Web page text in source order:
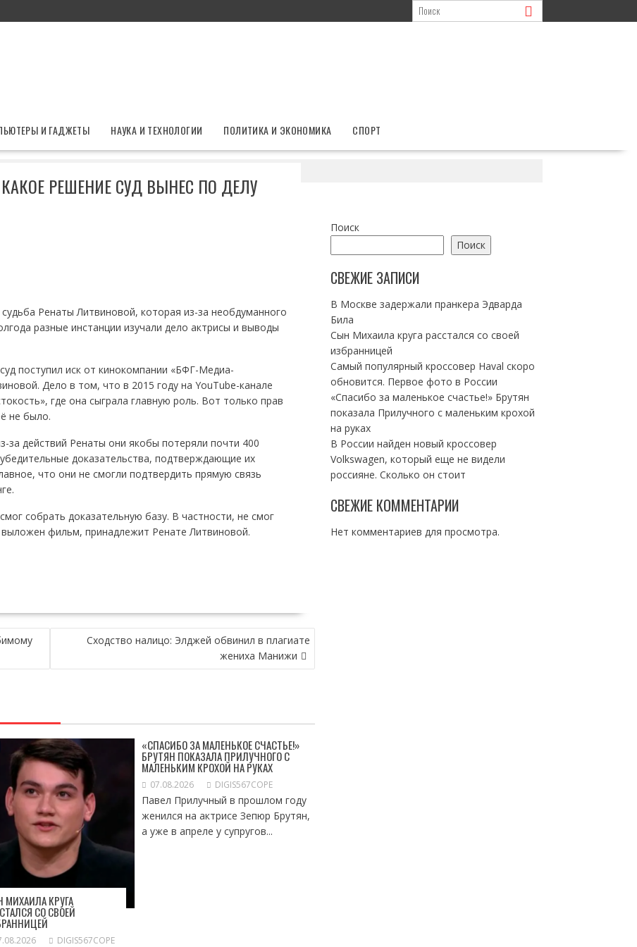
И ГАДЖЕТЫ НАУКА И ТЕХНОЛОГИИ ПОЛИТИКА И ЭКОНОМИКА СПОРТ
РЕШЕНИЕ СУД ВЫНЕС ПО ДЕЛУ
Ренаты Литвиновой, которая из-за необдуманного
разные инстанции изучали дело актрисы и выводы
поступил иск от кинокомпании «БФГ-Медиа-
Дело в том, что в 2015 году на YouTube-канале
где она сыграла главную роль. Вот только прав
не было.
за действий Ренаты они якобы потеряли почти 400
доказательства, подтверждающие их
что они не смогли подтвердить прямую связь
собрать доказательную базу. В частности, не смог
фильм, принадлежит Ренате Литвиновой.
Сходство налицо: Элджей обвинил в плагиате
жениха Манижи
МИХАИЛА КРУГА
СО СВОЕЙ
DIGIS567COPE
«СПАСИБО ЗА МАЛЕНЬКОЕ СЧАСТЬЕ!»
БРУТЯН ПОКАЗАЛА ПРИЛУЧНОГО С
МАЛЕНЬКИМ КРОХОЙ НА РУКАХ
07.08.2026 DIGIS567COPE
Павел Прилучный в прошлом году
женился на актрисе Зепюр Брутян,
а уже в апреле у супругов...
Поиск
Поиск
СВЕЖИЕ ЗАПИСИ
В Москве задержали пранкера Эдварда
Била
Сын Михаила круга расстался со своей
избранницей
Самый популярный кроссовер Haval скоро
обновится. Первое фото в России
«Спасибо за маленькое счастье!» Брутян
показала Прилучного с маленьким крохой
на руках
В России найден новый кроссовер
Volkswagen, который еще не видели
россияне. Сколько он стоит
СВЕЖИЕ КОММЕНТАРИИ
Нет комментариев для просмотра.